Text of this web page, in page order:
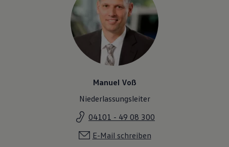
Manuel Voß
Niederlassungsleiter
04101 - 49 08 300
E-Mail schreiben